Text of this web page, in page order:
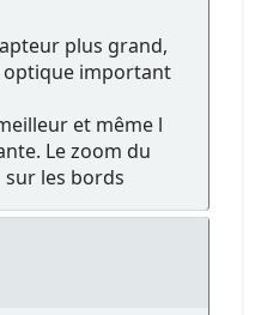
plus grand,
optique important
et même l
Le zoom du
les bords